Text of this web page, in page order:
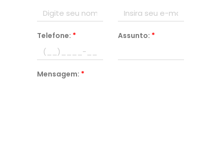
Telefone: * Assunto: *
Mensagem: *